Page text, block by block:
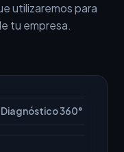
utilizaremos para
tu empresa.
Diagnóstico 360°